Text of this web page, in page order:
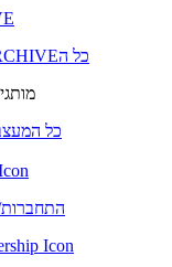
ARCHIVEכל ה
כל